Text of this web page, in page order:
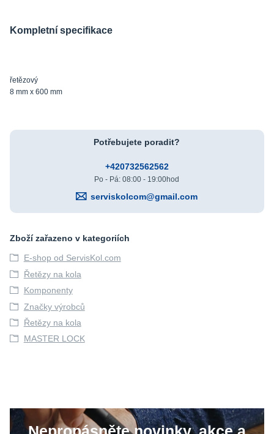
Kompletní specifikace
řetězový
8 mm x 600 mm
Potřebujete poradit?
+420732562562
Po - Pá: 08:00 - 19:00hod
serviskolcom@gmail.com
Zboží zařazeno v kategoriích
E-shop od ServisKol.com
Řetězy na kola
Komponenty
Značky výrobců
Řetězy na kola
MASTER LOCK